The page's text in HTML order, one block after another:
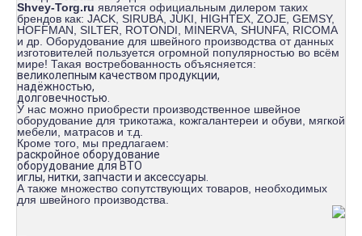
Shvey-Torg.ru является официальным дилером таких
брендов как: JACK, SIRUBA, JUKI, HIGHTEX, ZOJE, GEMSY,
HOFFMAN, SILTER, ROTONDI, MINERVA, SHUNFA, RICOMA
и др. Оборудование для швейного производства от данных
изготовителей пользуется огромной популярностью во всём
мире! Такая востребованность объясняется:
великолепным качеством продукции,
надёжностью,
долговечностью.
У нас можно приобрести производственное швейное
оборудование для трикотажа, кожгалантереи и обуви, мягкой
мебели, матрасов и т.д.
Кроме того, мы предлагаем:
раскройное оборудование
оборудование для ВТО
иглы, нитки, запчасти и аксессуары.
А также множество сопутствующих товаров, необходимых
для швейного производства.